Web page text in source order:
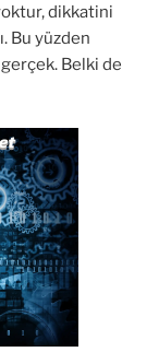
dikkatini
Bu yüzden
Belki de